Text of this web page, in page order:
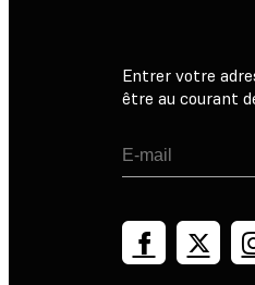
Entrer votre
être au courant